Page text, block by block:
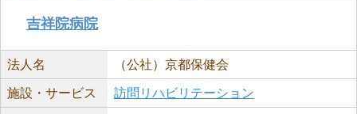
吉祥院病院
法人名 （公社）京都保健会
施設・サービス 訪問リハビリテーション